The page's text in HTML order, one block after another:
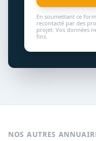
En soumettant ce
recontacté par des
projet. Vos données
fins.
NOS AUTRES